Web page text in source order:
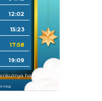
12:02
15:23
17:58
19:09
hari ini.